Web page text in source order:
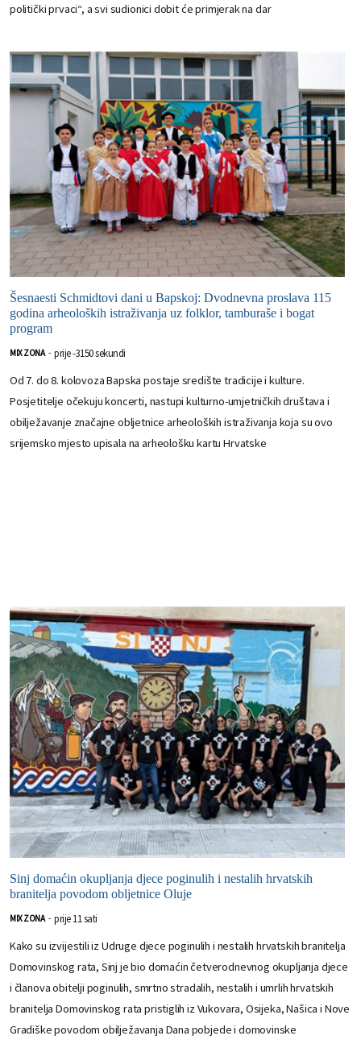
politički prvaci“, a svi sudionici dobit će primjerak na dar
Šesnaesti Schmidtovi dani u Bapskoj: Dvodnevna proslava 115
godina arheoloških istraživanja uz folklor, tamburaše i bogat
program
MIX ZONA - prije -3150 sekundi
Od 7. do 8. kolovoza Bapska postaje središte tradicije i kulture.
Posjetitelje očekuju koncerti, nastupi kulturno-umjetničkih društava i
obilježavanje značajne obljetnice arheoloških istraživanja koja su ovo
srijemsko mjesto upisala na arheološku kartu Hrvatske
Sinj domaćin okupljanja djece poginulih i nestalih hrvatskih
branitelja povodom obljetnice Oluje
MIX ZONA - prije 11 sati
Kako su izvijestili iz Udruge djece poginulih i nestalih hrvatskih branitelja
Domovinskog rata, Sinj je bio domaćin četverodnevnog okupljanja djece
i članova obitelji poginulih, smrtno stradalih, nestalih i umrlih hrvatskih
branitelja Domovinskog rata pristiglih iz Vukovara, Osijeka, Našica i Nove
Gradiške povodom obilježavanja Dana pobjede i domovinske